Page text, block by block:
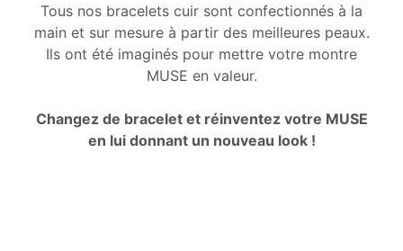
Tous nos bracelets cuir sont confectionnés à la
main et sur mesure à partir des meilleures peaux.
Ils ont été imaginés pour mettre votre montre
MUSE en valeur.
Changez de bracelet et réinventez votre MUSE
en lui donnant un nouveau look !